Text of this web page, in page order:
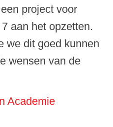
project voor
aan het opzetten.
we dit goed kunnen
wensen van de
Academie